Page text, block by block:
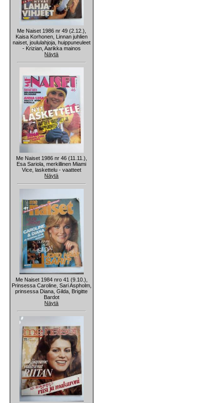
Me Naiset 1986 nr 49 (2.12.),
Kaisa Korhonen, Linnan juhlien
naiset, joululahjoja, huippuneuleet
- Krizian, Aarikka mainos
Näytä
Me Naiset 1986 nr 46 (11.11.),
Esa Sariola, merkillinen Miami
Vice, laskettelu - vaatteet
Näytä
Me Naiset 1984 nro 41 (9.10.),
Prinsessa Caroline, Sari Aspholm,
prinsessa Diana, Gilda, Brigitte
Bardot
Näytä